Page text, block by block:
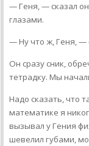
— Геня, — сказал
глазами.
— Ну что ж, Геня, —
Он сразу сник,
тетрадку. Мы
Надо сказать, что
математике я
вызывал у Гения
шевелил губами,